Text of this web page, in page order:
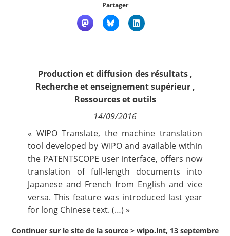
Qui sommes nous ?
Nous suivre
Partager
Production et diffusion des résultats,
Recherche et enseignement supérieur,
Ressources et outils
14/09/2016
« WIPO Translate, the machine translation
tool developed by WIPO and available within
the PATENTSCOPE user interface, offers now
translation of full-length documents into
Japanese and French from English and vice
versa. This feature was introduced last year
for long Chinese text. (…) »
Continuer sur le site de la source > wipo.int, 13 septembre